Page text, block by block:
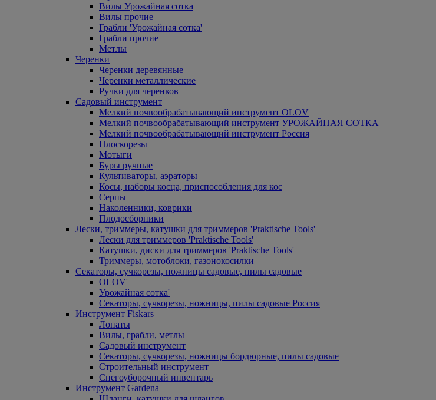
Вилы Урожайная сотка
Вилы прочие
Грабли 'Урожайная сотка'
Грабли прочие
Метлы
Черенки
Черенки деревянные
Черенки металлические
Ручки для черенков
Садовый инструмент
Мелкий почвообрабатывающий инструмент OLOV
Мелкий почвообрабатывающий инструмент УРОЖАЙНАЯ СОТКА
Мелкий почвообрабатывающий инструмент Россия
Плоскорезы
Мотыги
Буры ручные
Культиваторы, аэраторы
Косы, наборы косца, приспособления для кос
Серпы
Наколенники, коврики
Плодосборники
Лески, триммеры, катушки для триммеров 'Praktische Tools'
Лески для триммеров 'Praktische Tools'
Катушки, диски для триммеров 'Praktische Tools'
Триммеры, мотоблоки, газонокосилки
Секаторы, сучкорезы, ножницы садовые, пилы садовые
OLOV'
Урожайная сотка'
Секаторы, сучкорезы, ножницы, пилы садовые Россия
Инструмент Fiskars
Лопаты
Вилы, грабли, метлы
Садовый инструмент
Секаторы, сучкорезы, ножницы бордюрные, пилы садовые
Строительный инструмент
Снегоуборочный инвентарь
Инструмент Gardena